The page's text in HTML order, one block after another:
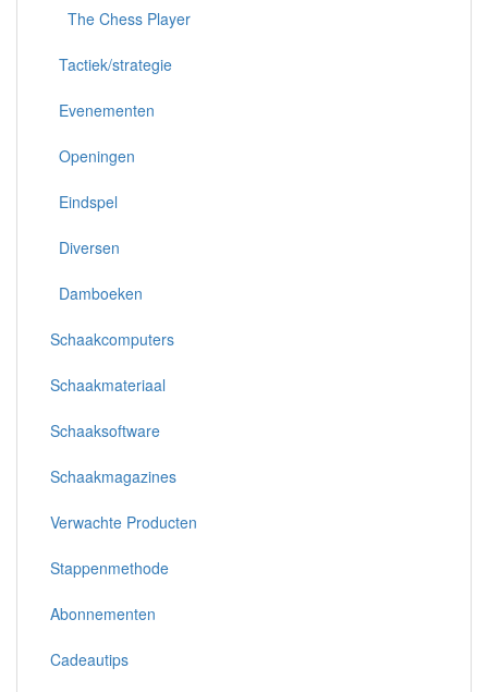
The Chess Player
Tactiek/strategie
Evenementen
Openingen
Eindspel
Diversen
Damboeken
Schaakcomputers
Schaakmateriaal
Schaaksoftware
Schaakmagazines
Verwachte Producten
Stappenmethode
Abonnementen
Cadeautips